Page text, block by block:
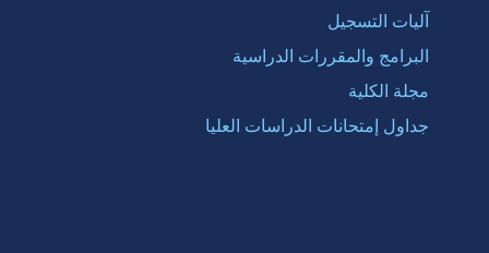
آليات التسجيل
البرامج والمقررات الدراسية
مجلة الكلية
جداول إمتحانات الدراسات العليا